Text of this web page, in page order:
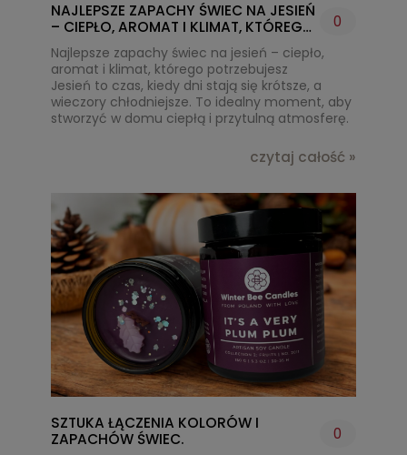
NAJLEPSZE ZAPACHY ŚWIEC NA JESIEŃ
– CIEPŁO, AROMAT I KLIMAT, KTÓREGO
POTRZEBUJESZ
0
Najlepsze zapachy świec na jesień – ciepło,
aromat i klimat, którego potrzebujesz
Jesień to czas, kiedy dni stają się krótsze, a
wieczory chłodniejsze. To idealny moment, aby
stworzyć w domu ciepłą i przytulną atmosferę.
czytaj całość »
SZTUKA ŁĄCZENIA KOLORÓW I
ZAPACHÓW ŚWIEC.
0